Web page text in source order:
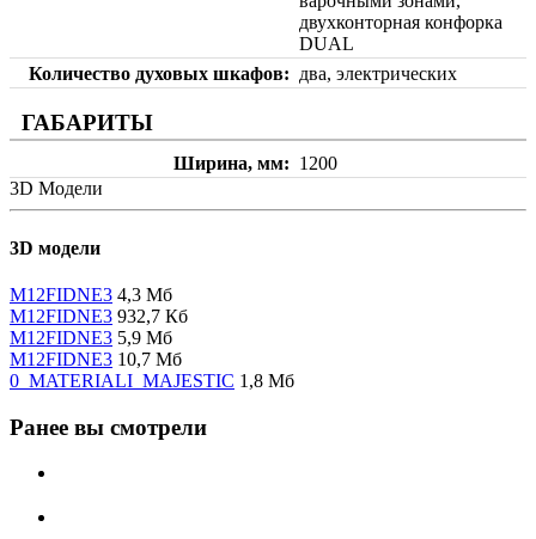
двухконторная конфорка
DUAL
Количество духовых шкафов
два, электрических
ГАБАРИТЫ
Ширина, мм
1200
3D Модели
3D модели
M12FIDNE3 4,3 Мб
M12FIDNE3 932,7 Кб
M12FIDNE3 5,9 Мб
M12FIDNE3 10,7 Мб
0_MATERIALI_MAJESTIC 1,8 Мб
Ранее вы смотрели